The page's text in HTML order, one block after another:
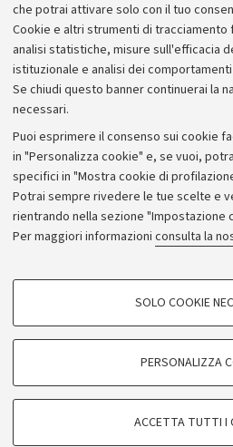
che potrai attivare solo con il tuo
Cookie e altri strumenti di
analisi statistiche, misure sull'efficacia
istituzionale e analisi dei
Se chiudi questo banner continuerai la
necessari.
Puoi esprimere il consenso sui cookie
in "Personalizza cookie" e, se vuoi,
specifici in "Mostra cookie di
Potrai sempre rivedere le tue scelte e
rientrando nella sezione "Impostazione
Per maggiori informazioni consulta la
COOKIE DI PROFILAZIONE -
COOKIE TECNICI - NECESSARI
SOLO COOKIE
PERSONALIZZA
ACCETTA TUTTI I
Piano
Bilanci
Donazioni e
Merchandising -
Bandi, gare e
Albo
Amministrazione
Atti di
Informazioni sul sito
Dichiarazione di
Privacy e note
Impostazioni
©Copyright 2026 - ALMA MATER
Bologna - Via Zamboni,33 - 40126
- CF: